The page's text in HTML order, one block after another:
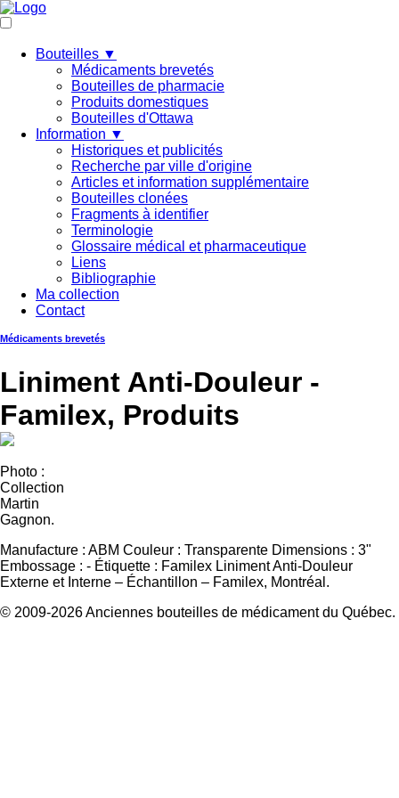
Bouteilles ▼
Médicaments brevetés
Bouteilles de pharmacie
Produits domestiques
Bouteilles d'Ottawa
Information ▼
Historiques et publicités
Recherche par ville d'origine
Articles et information supplémentaire
Bouteilles clonées
Fragments à identifier
Terminologie
Glossaire médical et pharmaceutique
Liens
Bibliographie
Ma collection
Contact
Médicaments brevetés
Liniment Anti-Douleur -
Familex, Produits
Photo :
Collection
Martin
Gagnon.
Manufacture : ABM Couleur : Transparente Dimensions : 3"
Embossage : - Étiquette : Familex Liniment Anti-Douleur
Externe et Interne – Échantillon – Familex, Montréal.
© 2009-2026 Anciennes bouteilles de médicament du Québec.